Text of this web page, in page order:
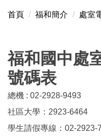
首頁 福和簡介 處室
福和國中處
號碼表
總機 : 02-2928-9493
社區大學：2923-6464
學生請假專線：02-2923-